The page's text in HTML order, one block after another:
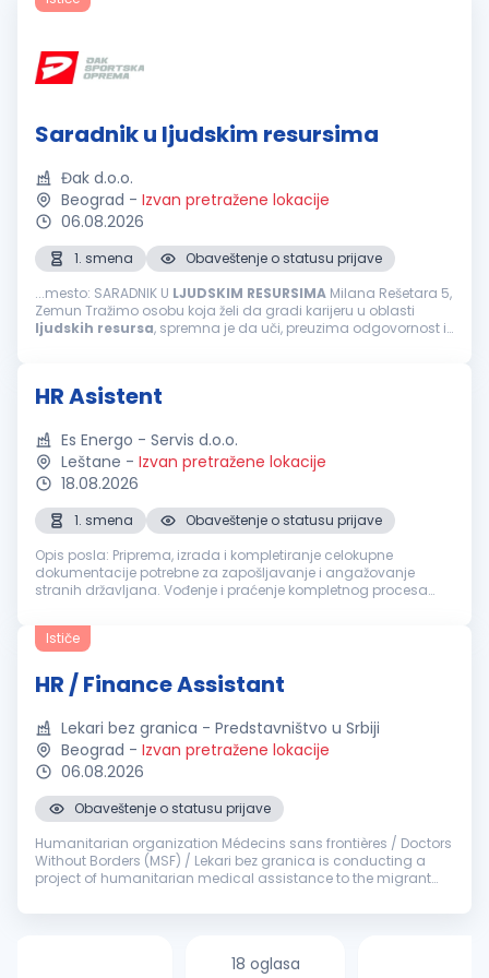
Saradnik u ljudskim resursima
Đak d.o.o.
Beograd - Izvan pretražene lokacije
06.08.2026
1. smena
Obaveštenje o statusu prijave
...mesto: SARADNIK U LJUDSKIM RESURSIMA Milana Rešetara 5,
Zemun Tražimo osobu koja želi da gradi karijeru u oblasti
ljudskih resursa, spremna je da uči, preuzima odgovornost i
HR Asistent
Es Energo - Servis d.o.o.
Leštane - Izvan pretražene lokacije
18.08.2026
1. smena
Obaveštenje o statusu prijave
Opis posla: Priprema, izrada i kompletiranje celokupne
dokumentacije potrebne za zapošljavanje i angažovanje
stranih državljana. Vođenje i praćenje kompletnog procesa
dozvole (objedinjene d...
Ističe
HR / Finance Assistant
Lekari bez granica - Predstavništvo u Srbiji
Beograd - Izvan pretražene lokacije
06.08.2026
Obaveštenje o statusu prijave
Humanitarian organization Médecins sans frontières / Doctors
Without Borders (MSF) / Lekari bez granica is conducting a
project of humanitarian medical assistance to the migrant
MSF is ...
18 oglasa